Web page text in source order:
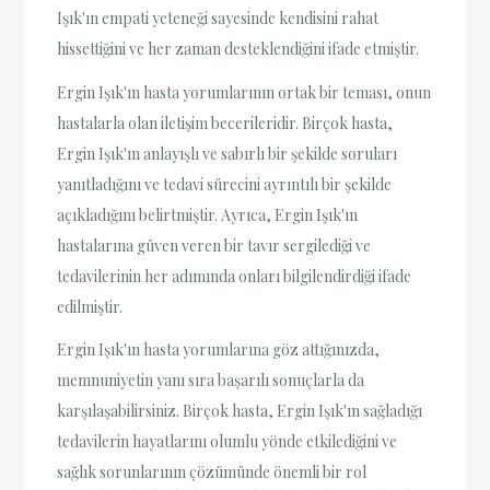
Işık'ın empati yeteneği sayesinde kendisini rahat
hissettiğini ve her zaman desteklendiğini ifade etmiştir.
Ergin Işık'ın hasta yorumlarının ortak bir teması, onun
hastalarla olan iletişim becerileridir. Birçok hasta,
Ergin Işık'ın anlayışlı ve sabırlı bir şekilde soruları
yanıtladığını ve tedavi sürecini ayrıntılı bir şekilde
açıkladığını belirtmiştir. Ayrıca, Ergin Işık'ın
hastalarına güven veren bir tavır sergilediği ve
tedavilerinin her adımında onları bilgilendirdiği ifade
edilmiştir.
Ergin Işık'ın hasta yorumlarına göz attığınızda,
memnuniyetin yanı sıra başarılı sonuçlarla da
karşılaşabilirsiniz. Birçok hasta, Ergin Işık'ın sağladığı
tedavilerin hayatlarını olumlu yönde etkilediğini ve
sağlık sorunlarının çözümünde önemli bir rol